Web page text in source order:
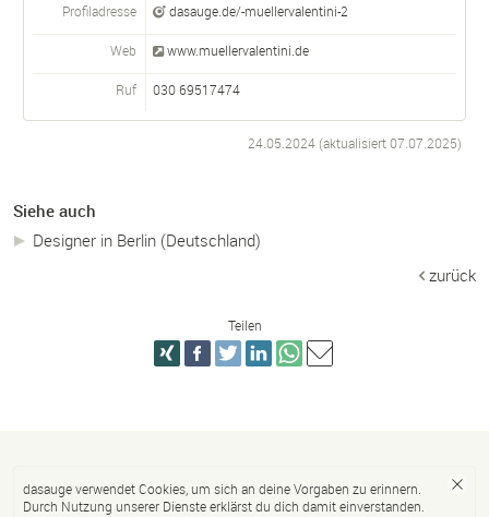
Profiladresse dasauge.de/-muellervalentini-2
Web www.muellervalentini.de
Ruf 030 69517474
24.05.2024 (aktualisiert07.07.2025)
Siehe auch
Designer in Berlin (Deutschland)
zurück
Teilen
dasauge verwendet Cookies, um sich an deine Vorgaben zu erinnern.
Durch Nutzung unserer Dienste erklärst du dich damit einverstanden.